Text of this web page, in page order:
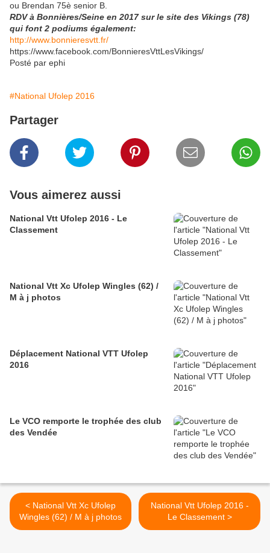
ou Brendan 75è senior B.
RDV à Bonnières/Seine en 2017 sur le site des Vikings (78)
qui font 2 podiums également:
http://www.bonnieresvtt.fr/
https://www.facebook.com/BonnieresVttLesVikings/
Posté par ephi
#National Ufolep 2016
Partager
Vous aimerez aussi
National Vtt Ufolep 2016 - Le
Classement
National Vtt Xc Ufolep Wingles (62) /
M à j photos
Déplacement National VTT Ufolep
2016
Le VCO remporte le trophée des club
des Vendée
< National Vtt Xc Ufolep
Wingles (62) / M à j photos
National Vtt Ufolep 2016 -
Le Classement >